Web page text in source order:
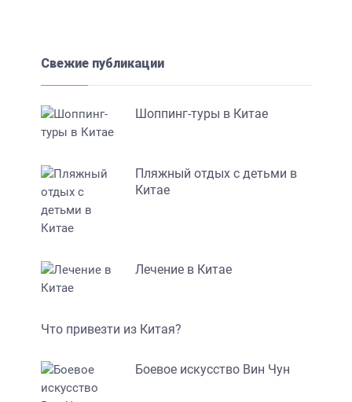
Свежие публикации
Шоппинг-туры в Китае
Пляжный отдых с детьми в
Китае
Лечение в Китае
Что привезти из Китая?
Боевое искусство Вин Чун